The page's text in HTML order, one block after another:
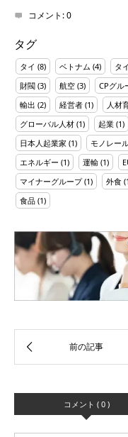
コメント:0
タグ
タイ (8) ベトナム (4) タ
財閥 (3) 航空 (3) CPグル
輸出 (2) 経営者 (1) 人材
グローバル人材 (1) 起業 (1)
日本人起業家 (1) モノレー
エネルギー (1) 運輸 (1)
マイナーグループ(1) 外食
食品 (1)
コメント ( 0 )